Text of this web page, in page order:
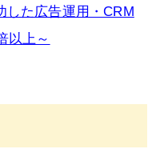
した広告運用・CRM
以上～